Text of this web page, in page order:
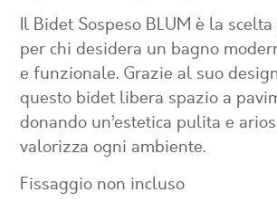
Il Bidet Sospeso BLUM è la
per chi desidera un bagno
e funzionale. Grazie al suo
questo bidet libera spazio a
donando un’estetica pulita e
valorizza ogni ambiente.
Fissaggio non incluso